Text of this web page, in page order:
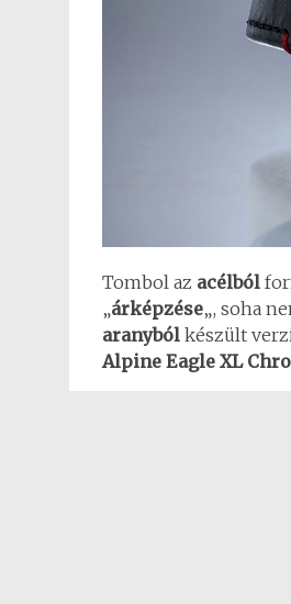
Tombol az acélból
„árképzése„, soha
aranyból készült
Alpine Eagle XL